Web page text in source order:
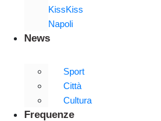
KissKiss
Napoli
News
Sport
Città
Cultura
Frequenze